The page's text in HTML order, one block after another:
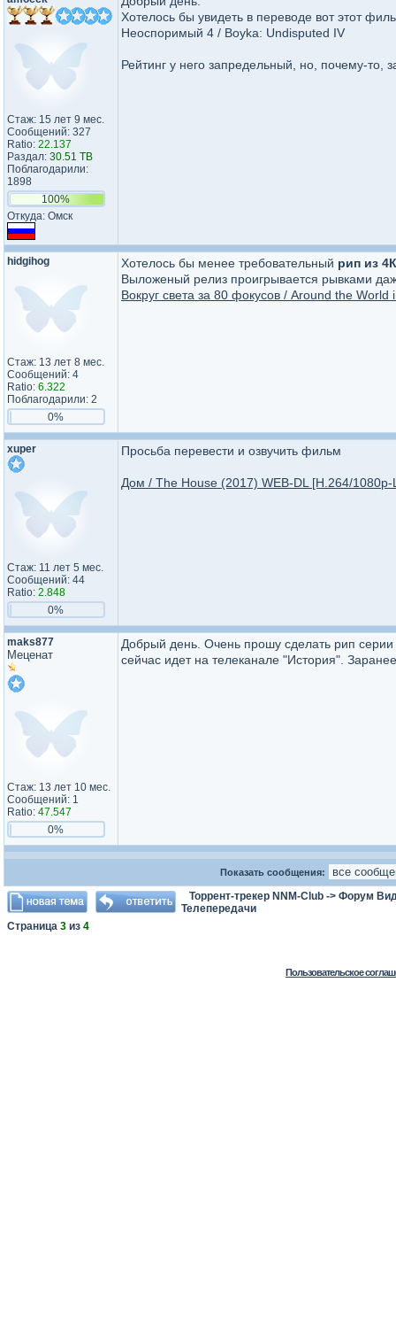
Стаж: 15 лет 9 мес.
Сообщений: 327
Ratio: 22.137
Раздал: 30.51 TB
Поблагодарили:
1898
100%
Откуда: Омск
Хотелось бы увидеть в переводе вот этот
Неоспоримый 4 / Boyka: Undisputed IV
Рейтинг у него запредельный, но, почему-
hidgihog
Стаж: 13 лет 8 мес.
Сообщений: 4
Ratio: 6.322
Поблагодарили: 2
0%
Хотелось бы менее требовательный рип из 4К
Выложеный релиз проигрывается рывками
Вокруг света за 80 фокусов / Around the World
xuper
Стаж: 11 лет 5 мес.
Сообщений: 44
Ratio: 2.848
0%
Просьба перевести и озвучить фильм
Дом / The House (2017) WEB-DL [H.264/1080p-
maks877
Меценат
Стаж: 13 лет 10 мес.
Сообщений: 1
Ratio: 47.547
0%
Добрый день. Очень прошу сделать рип
сейчас идет на телеканале "История".
Показать сообщения:
Торрент-трекер NNM-Club -> Форум
Телепередачи
Страница 3 из 4
Пользовательское